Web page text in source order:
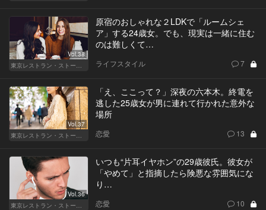
Vol.38
東京レストラン・ストーリー
原宿のおしゃれな２LDKで「ルームシェ
ア」する24歳女。でも、現実は一緒に住む
のは難しくて…
ライフスタイル 7
Vol.37
東京レストラン・ストーリー
「え、ここって？」深夜の六本木。終電を
逃した25歳女が男に連れて行かれた意外な
場所
恋愛 13
Vol.36
東京レストラン・ストーリー
いつも“片耳イヤホン”の29歳彼氏。彼女が
「やめて」と指摘したら険悪な雰囲気にな
り…
恋愛 10